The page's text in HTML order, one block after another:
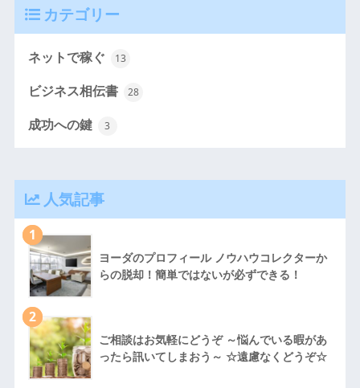
カテゴリー
ネットで稼ぐ 13
ビジネス相伝書 28
成功への鍵 3
人気記事
1
ヨーダのプロフィール ノウハウコレクターか
らの脱却！簡単ではないが必ずできる！
2
ご相談はお気軽にどうぞ ～悩んでいる暇があ
ったら訊いてしまおう～ ☆遠慮なくどうぞ☆